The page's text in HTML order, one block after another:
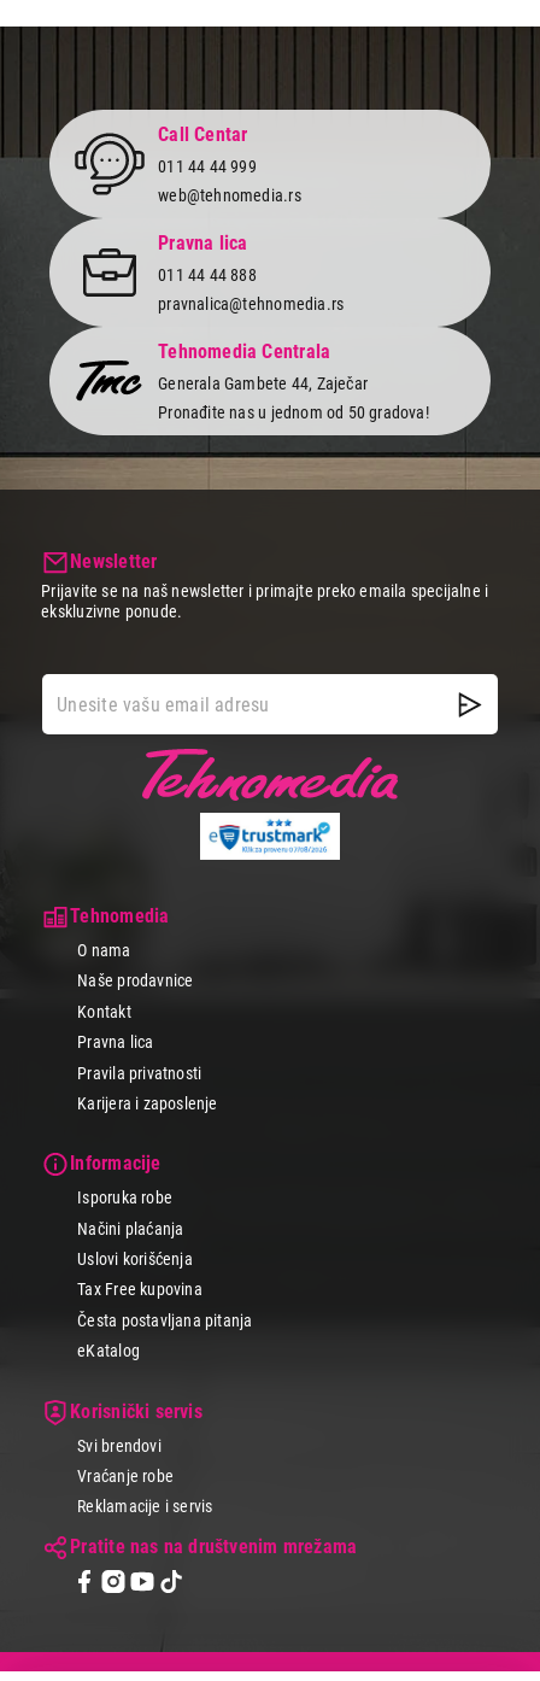
Call Centar
011 44 44 999
web@tehnomedia.rs
Pravna lica
011 44 44 888
pravnalica@tehnomedia.rs
Tehnomedia Centrala
Generala Gambete 44, Zaječar
Pronađite nas u jednom od 50 gradova!
Tehnomedia
O nama
Naše prodavnice
Kontakt
Pravna lica
Pravila privatnosti
Karijera i zaposlenje
Informacije
Isporuka robe
Načini plaćanja
Uslovi korišćenja
Tax Free kupovina
Česta postavljana pitanja
eKatalog
Korisnički servis
Svi brendovi
Vraćanje robe
Reklamacije i servis
Pratite nas na društvenim mrežama
Newsletter
Prijavite se na naš newsletter i primajte preko emaila specijalne i
ekskluzivne ponude.